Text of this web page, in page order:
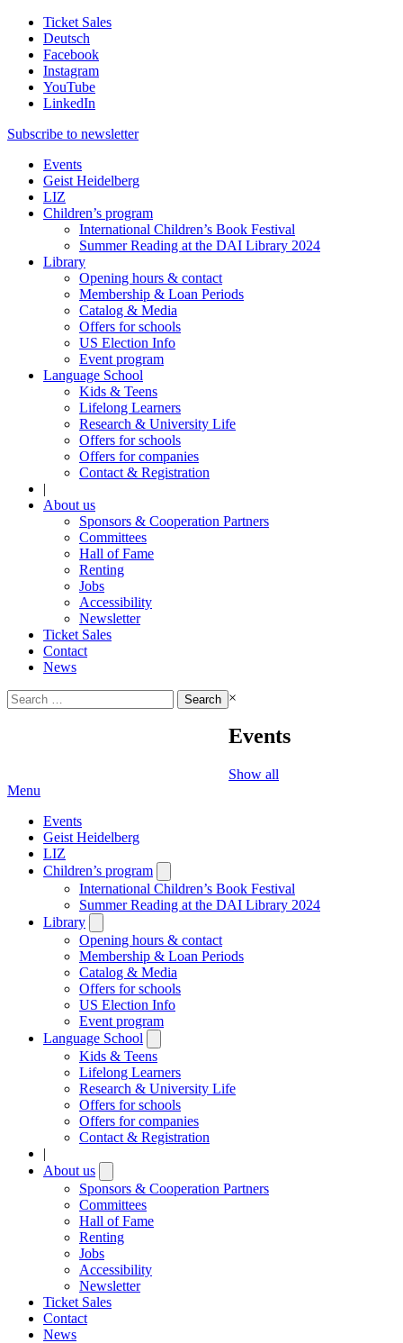
Ticket Sales
Deutsch
Facebook
Instagram
YouTube
LinkedIn
Subscribe to newsletter
Events
Geist Heidelberg
LIZ
Children’s program
International Children’s Book Festival
Summer Reading at the DAI Library 2024
Library
Opening hours & contact
Membership & Loan Periods
Catalog & Media
Offers for schools
US Election Info
Event program
Language School
Kids & Teens
Lifelong Learners
Research & University Life
Offers for schools
Offers for companies
Contact & Registration
|
About us
Sponsors & Cooperation Partners
Committees
Hall of Fame
Renting
Jobs
Accessibility
Newsletter
Ticket Sales
Contact
News
Search
for:
×
Events
Show all
Menu
Events
Geist Heidelberg
LIZ
Children’s program
submenu
International Children’s Book Festival
Summer Reading at the DAI Library 2024
Library
submenu
Opening hours & contact
Membership & Loan Periods
Catalog & Media
Offers for schools
US Election Info
Event program
Language School
submenu
Kids & Teens
Lifelong Learners
Research & University Life
Offers for schools
Offers for companies
Contact & Registration
|
About us
submenu
Sponsors & Cooperation Partners
Committees
Hall of Fame
Renting
Jobs
Accessibility
Newsletter
Ticket Sales
Contact
News